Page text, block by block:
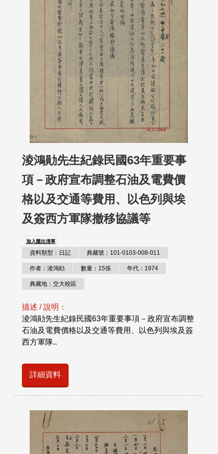
淩鴻勛先生紀錄民國63年重要事
項－政府宣布調整石油及電費價
格以及交通等費用、以色列與埃
及簽西方軍隊撤移協議等
加入匯出清單
資料類型：日記 典藏號：101-0103-008-011
作者：淩鴻勛 數量：15張 年代：1974
典藏地：交大校區
描述 / 說明：
淩鴻勛先生紀錄民國63年重要事項－政府宣布調整
石油及電費價格以及交通等費用、以色列與埃及簽
西方軍隊..
詳細資料